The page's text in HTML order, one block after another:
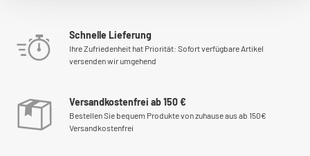
Schnelle Lieferung
Ihre Zufriedenheit hat Priorität: Sofort verfügbare Artikel
versenden wir umgehend
Versandkostenfrei ab 150 €
Bestellen Sie bequem Produkte von zuhause aus ab 150€
Versandkostenfrei